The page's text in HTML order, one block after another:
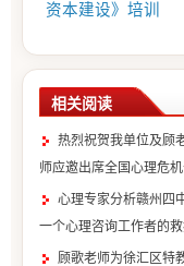
资本建设》培训
相关阅读
热烈祝贺我单位及顾
师应邀出席全国心理危
心理专家分析赣州四
一个心理咨询工作者的
顾歌老师为徐汇区特